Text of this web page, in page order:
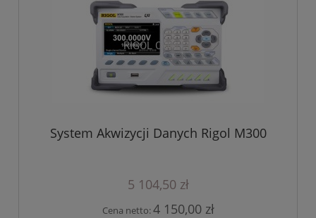
System Akwizycji Danych Rigol M300
5 104,50 zł
Cena netto:4 150,00 zł